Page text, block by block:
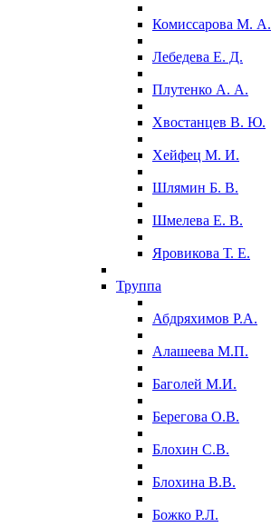
Комиссарова М. А.
Лебедева Е. Д.
Плутенко А. А.
Хвостанцев В. Ю.
Хейфец М. И.
Шлямин Б. В.
Шмелева Е. В.
Яровикова Т. Е.
Труппа
Абдряхимов Р.А.
Алашеева М.П.
Баголей М.И.
Берегова О.В.
Блохин С.В.
Блохина В.В.
Божко Р.Л.